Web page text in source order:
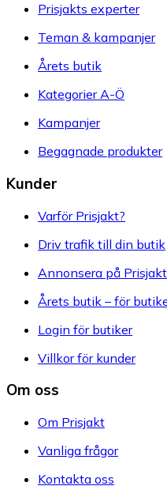
Prisjakts experter
Teman & kampanjer
Årets butik
Kategorier A-Ö
Kampanjer
Begagnade produkter
Kunder
Varför Prisjakt?
Driv trafik till din butik
Annonsera på Prisjakt
Årets butik – för
Login för butiker
Villkor för kunder
Om oss
Om Prisjakt
Vanliga frågor
Kontakta oss